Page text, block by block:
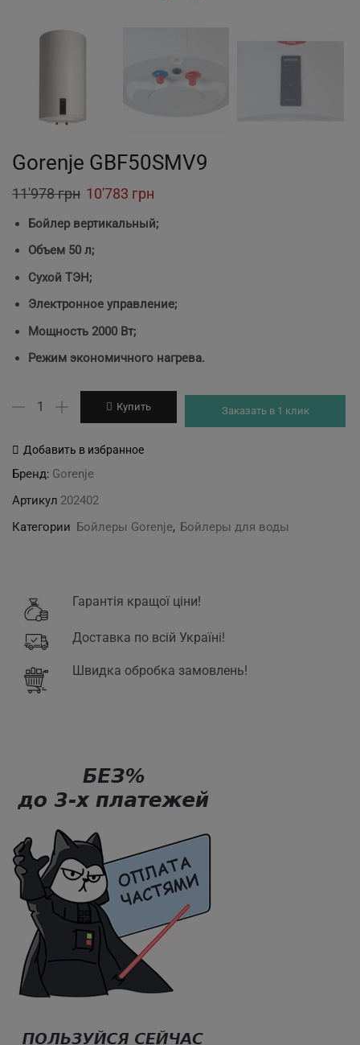
Gorenje GBF50SMV9
11'978грн Original
10'783 грн
price
Бойлер вертикальный;
Объем 50 л;
Сухой ТЭН;
Электронное управление;
Мощность 2000 Вт;
Режим экономичного нагрева.
Количество
Gorenje
Купить Заказать в 1 клик
Добавить в избранное
Бренд: Gorenje
Артикул 202402
Категории Бойлеры Gorenje, Бойлеры для воды
Гарантія кращої ціни!
Доставка по всій Україні!
Швидка обробка замовлень!